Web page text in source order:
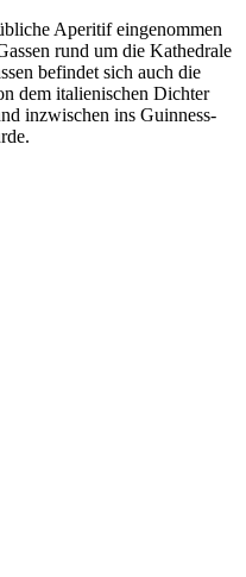
Aperitif eingenommen
rund um die Kathedrale
befindet sich auch die
dem italienischen Dichter
inzwischen ins Guinness-